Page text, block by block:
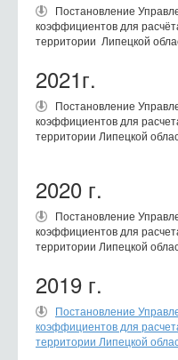
Постановление
коэффициентов для
территории Липецкой
2021г.
Постановление
коэффициентов для
территории Липецкой
2020 г.
Постановление
коэффициентов для
территории Липецкой
2019 г.
Постановление
коэффициентов для
территории Липецкой